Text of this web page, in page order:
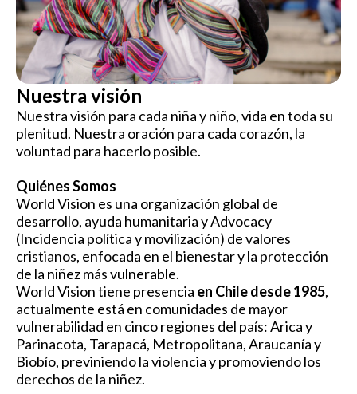
Nuestra visión
Nuestra visión para cada niña y niño, vida en toda su
plenitud. Nuestra oración para cada corazón, la
voluntad para hacerlo posible.
Quiénes Somos
World Vision es una organización global de
desarrollo, ayuda humanitaria y Advocacy
(Incidencia política y movilización) de valores
cristianos, enfocada en el bienestar y la protección
de la niñez más vulnerable.
World Vision tiene presencia en Chile desde 1985,
actualmente está en comunidades de mayor
vulnerabilidad en cinco regiones del país: Arica y
Parinacota, Tarapacá, Metropolitana, Araucanía y
Biobío, previniendo la violencia y promoviendo los
derechos de la niñez.